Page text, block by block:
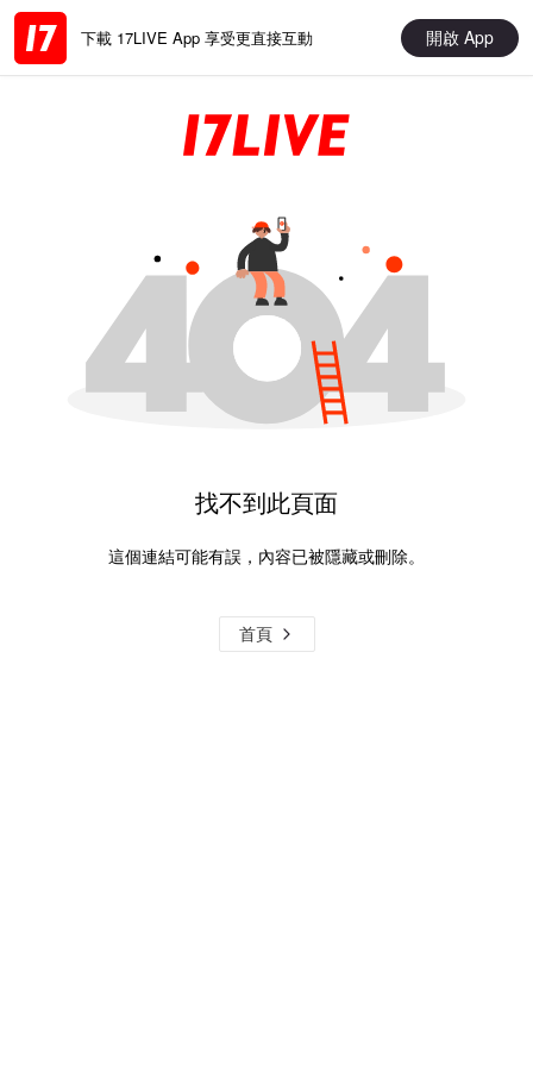
下載 17LIVE App 享受更直接互動 開啟 App
找不到此頁面
這個連結可能有誤，內容已被隱藏或刪除。
首頁